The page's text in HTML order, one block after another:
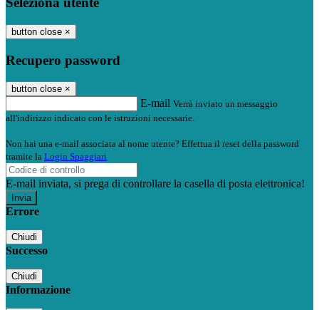
button close ×
Recupero password
button close ×
E-mail Verrà inviato un messaggio
all'indirizzo indicato con le istruzioni necessarie.
Non hai una e-mail associata al nome utente? Effettua il reset della password
tramite la Login Spaggiari
E-mail inviata, si prega di controllare la casella di posta elettronica!
Errore
Chiudi
Successo
Chiudi
Informazione